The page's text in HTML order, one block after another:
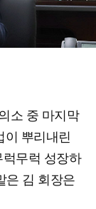
소 중 마지막
이 뿌리내린
무럭 성장하
은 김 회장은